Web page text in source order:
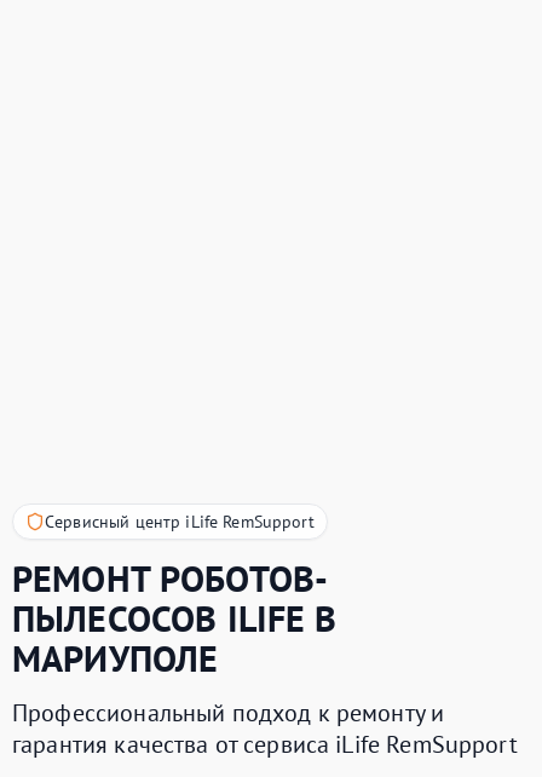
Сервисный центр iLife RemSupport
РЕМОНТ РОБОТОВ-
ПЫЛЕСОСОВ ILIFE В
МАРИУПОЛЕ
Профессиональный подход к ремонту и
гарантия качества от сервиса iLife RemSupport